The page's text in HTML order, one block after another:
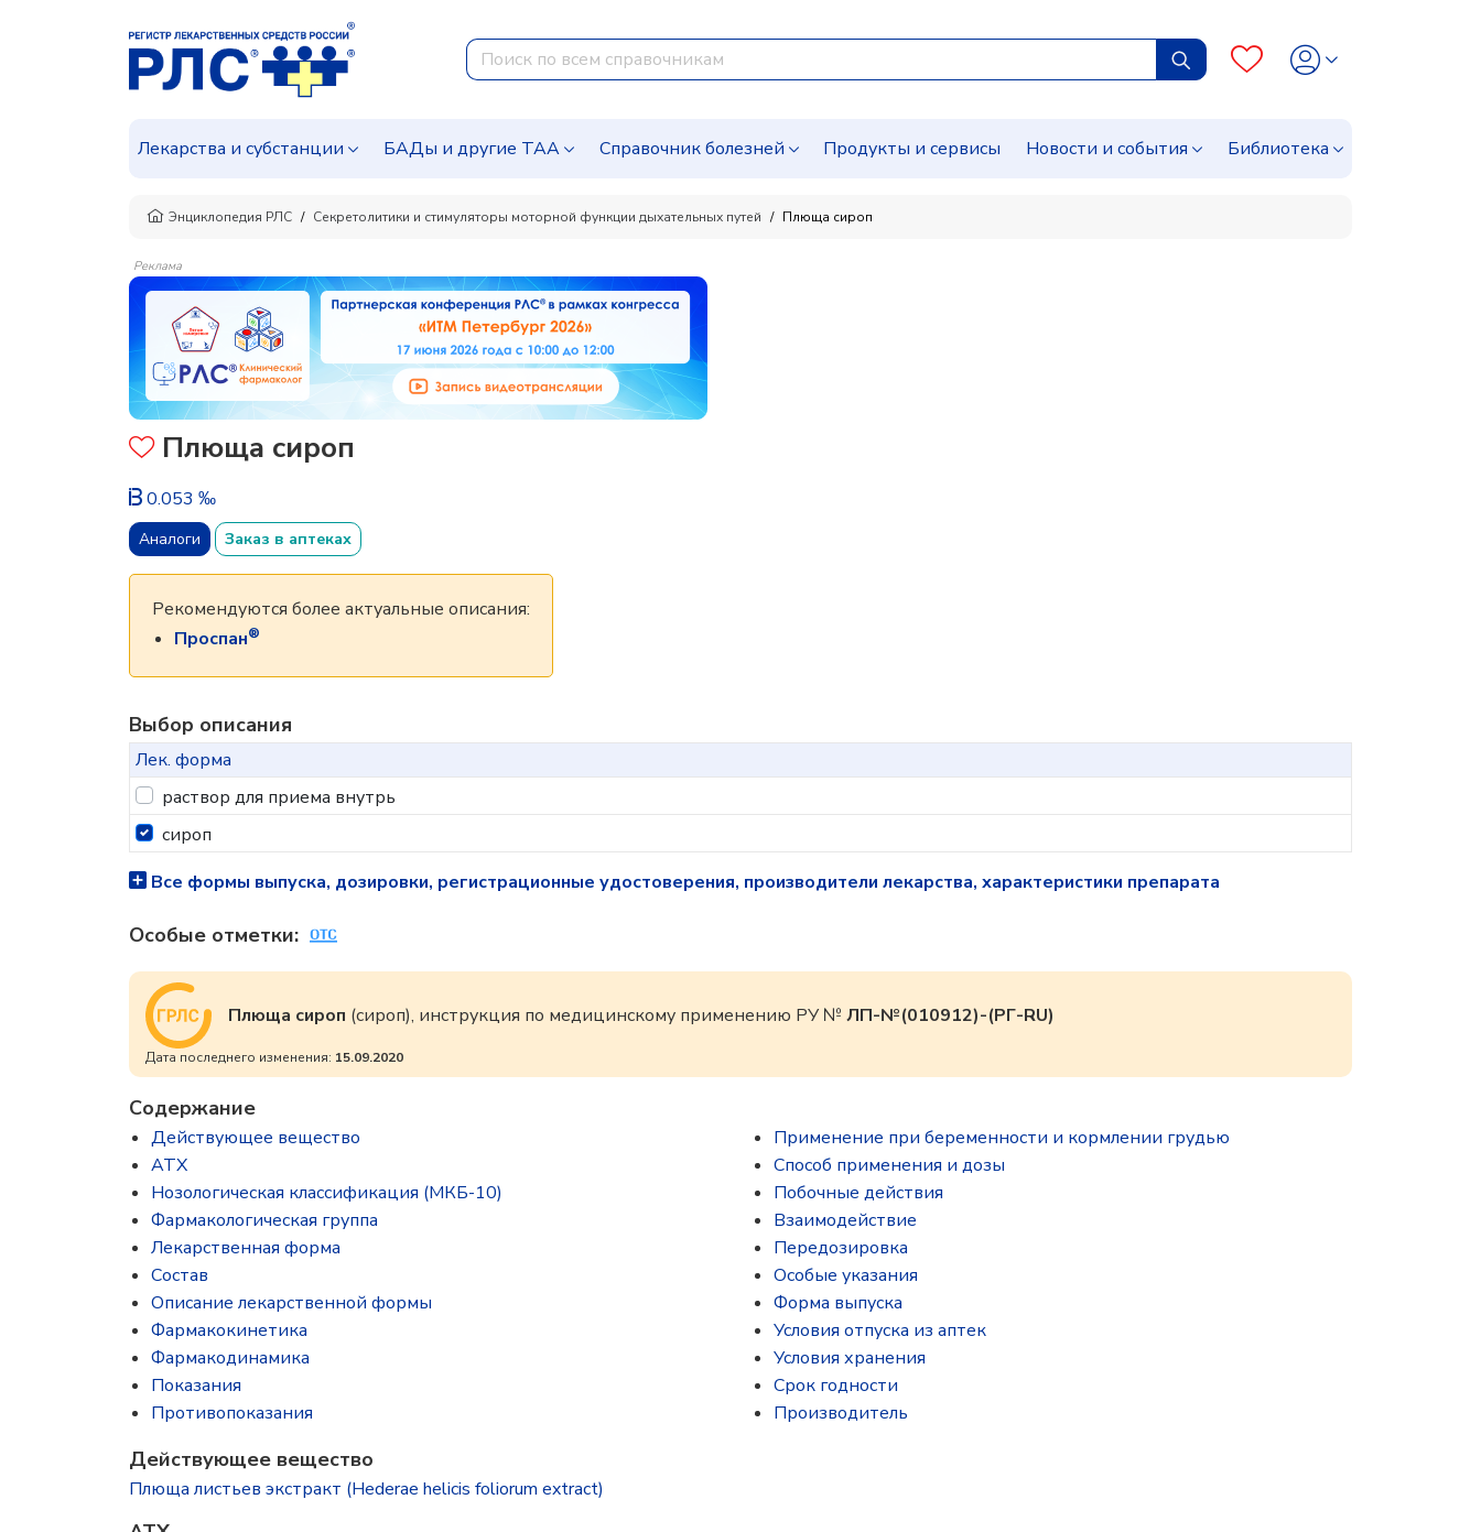
Лекарства и субстанции БАДы и другие ТАА Справочник болезней Продукты и сервисы Новости и события Библиотека
Энциклопедия РЛС Секретолитики и стимуляторы моторной функции дыхательных путей Плюща сироп
Реклама
Плюща сироп
0.053 ‰
Аналоги Заказ в аптеках
Рекомендуются более актуальные описания:
Проспан®
Выбор описания
Лек. форма
раствор для приема внутрь
сироп
Все формы выпуска, дозировки, регистрационные удостоверения, производители лекарства, характеристики препарата
Особые отметки:
Плюща сироп (сироп), инструкция по медицинскому применению РУ № ЛП-№(010912)-(РГ-RU)
Дата последнего изменения: 15.09.2020
Содержание
Действующее вещество
ATX
Нозологическая классификация (МКБ-10)
Фармакологическая группа
Лекарственная форма
Состав
Описание лекарственной формы
Фармакокинетика
Фармакодинамика
Показания
Противопоказания
Применение при беременности и кормлении грудью
Способ применения и дозы
Побочные действия
Взаимодействие
Передозировка
Особые указания
Форма выпуска
Условия отпуска из аптек
Условия хранения
Срок годности
Производитель
Действующее вещество
Плюща листьев экстракт (Hederae helicis foliorum extract)